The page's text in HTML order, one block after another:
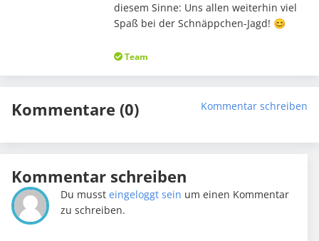
diesem Sinne: Uns allen weiterhin viel
Spaß bei der Schnäppchen-Jagd! 😊
Team
Kommentare (0) Kommentar schreiben
Kommentar schreiben
Du mussteingeloggt sein um einen Kommentar
zu schreiben.